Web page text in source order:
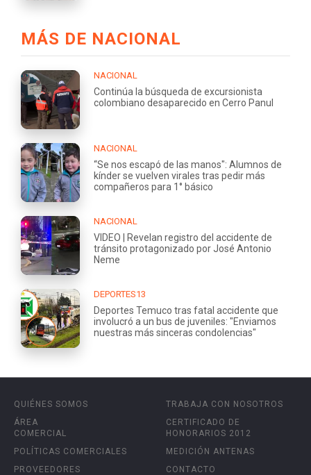
MÁS DE NACIONAL
NACIONAL
Continúa la búsqueda de excursionista
colombiano desaparecido en Cerro Panul
NACIONAL
“Se nos escapó de las manos": Alumnos de
kínder se vuelven virales tras pedir más
compañeros para 1° básico
NACIONAL
VIDEO | Revelan registro del accidente de
tránsito protagonizado por José Antonio
Neme
DEPORTES13
Deportes Temuco tras fatal accidente que
involucró a un bus de juveniles: "Enviamos
nuestras más sinceras condolencias"
QUIÉNES SOMOS
ÁREA
COMERCIAL
POLÍTICAS COMERCIALES
PROVEEDORES
TRABAJA CON NOSOTROS
CERTIFICADO DE
HONORARIOS 2012
MEDICIÓN ANTENAS
CONTACTO